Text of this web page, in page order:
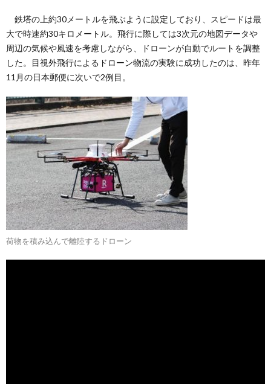
鉄塔の上約30メートルを飛ぶように設定しており、スピードは最
大で時速約30キロメートル。飛行に際しては3次元の地図データや
周辺の気候や風速を考慮しながら、ドローンが自動でルートを調整
した。目視外飛行によるドローン物流の実験に成功したのは、昨年
11月の日本郵便に次いで2例目。
荷物を積み込んで離陸するドローン